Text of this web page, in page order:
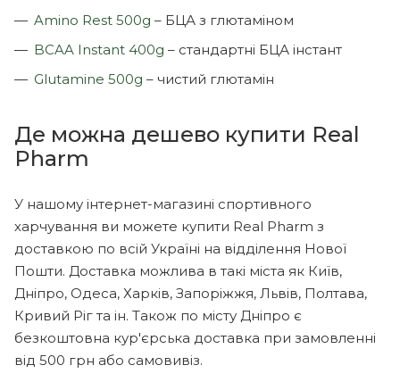
Amino Rest 500g – БЦА з глютаміном
BCAA Instant 400g – стандартні БЦА інстант
Glutamine 500g – чистий глютамін
Де можна дешево купити Real
Pharm
У нашому інтернет-магазині спортивного
харчування ви можете купити Real Pharm з
доставкою по всій Україні на відділення Нової
Пошти. Доставка можлива в такі міста як Київ,
Дніпро, Одеса, Харків, Запоріжжя, Львів, Полтава,
Кривий Ріг та ін. Також по місту Дніпро є
безкоштовна кур'єрська доставка при замовленні
від 500 грн або самовивіз.